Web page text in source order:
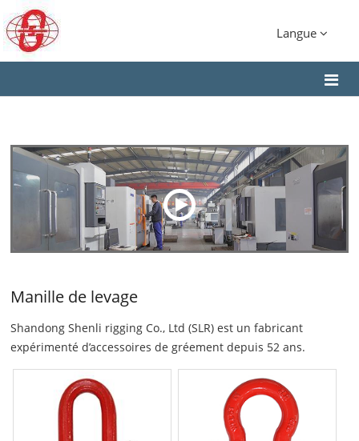
Langue
Manille de levage
Shandong Shenli rigging Co., Ltd (SLR) est un fabricant
expérimenté d’accessoires de gréement depuis 52 ans.